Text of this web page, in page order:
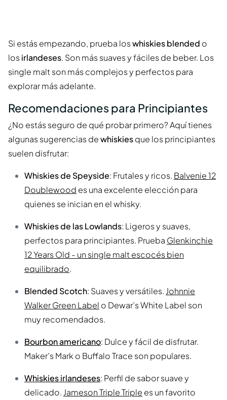
Si estás empezando, prueba loswhiskies blended o
losirlandeses. Son más suaves y fáciles de beber. Los
single malt son más complejos y perfectos para
explorar más adelante.
Recomendaciones para Principiantes
¿No estás seguro de qué probar primero? Aquí tienes
algunas sugerencias dewhiskiesque los principiantes
suelen disfrutar:
Whiskies de Speyside: Frutales y ricos. Balvenie 12
Doublewood es una excelente elección para
quienes se inician en el whisky.
Whiskies de las Lowlands: Ligeros y suaves,
perfectos para principiantes. Prueba Glenkinchie
12 Years Old - un single malt escocés bien
equilibrado.
Blended Scotch: Suaves y versátiles. Johnnie
Walker Green Label o Dewar’s White Label son
muy recomendados.
Bourbon americano: Dulce y fácil de disfrutar.
Maker’s Mark o Buffalo Trace son populares.
Whiskies irlandeses: Perfil de sabor suave y
delicado. Jameson Triple Triple es un favorito